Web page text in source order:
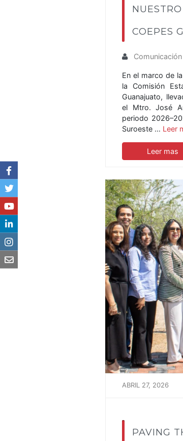
COEPES
En el marco de
la Comisión
Guanajuato,
el Mtro. José
periodo
Suroeste … Leer
Leer mas
ABRIL 27, 2026
PAVING